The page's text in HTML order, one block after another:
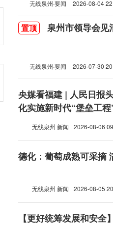
无线泉州·要闻 2026-08-04
置顶 泉州市领导会见
无线泉州·要闻 2026-07-30
央媒看福建 | 人民日报
化实施新时代“堡垒工程
无线泉州 新闻 2026-08-06
德化：葡萄成熟可采摘
无线泉州 新闻 2026-08-05
【更好统筹发展和安全